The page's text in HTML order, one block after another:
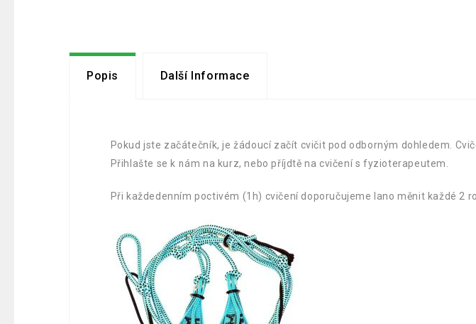
Popis Další Informace
Pokud jste začátečník, je žádoucí začít cvičit pod odborným dohledem.
Přihlašte se k nám na kurz, nebo příjdtě na cvičení s fyzioterapeutem.
Při každedenním poctivém (1h) cvičení doporučujeme lano měnit každé 2